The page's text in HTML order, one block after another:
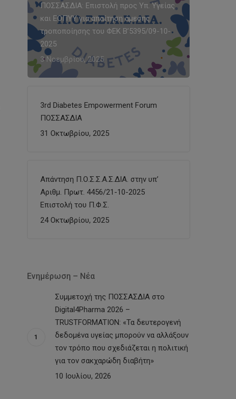
ΠΟΣΣΑΣΔΙΑ: Επιστολή προς Υπ. Υγείας
και ΕΟΠΥΥ για απαίτηση άμεσης
τροποποίησης του ΦΕΚ Β’5395/09-10-
2025
3 Νοεμβρίου, 2025
3rd Diabetes Empowerment Forum
ΠΟΣΣΑΣΔΙΑ
31 Οκτωβρίου, 2025
Απάντηση Π.Ο.Σ.Σ.Α.Σ.ΔΙΑ. στην υπ’
Αριθμ. Πρωτ. 4456/21-10-2025
Επιστολή του Π.Φ.Σ.
24 Οκτωβρίου, 2025
Ενημέρωση – Νέα
Συμμετοχή της ΠΟΣΣΑΣΔΙΑ στο
Digital4Pharma 2026 –
TRUSTFORMATION: «Τα δευτερογενή
δεδομένα υγείας μπορούν να αλλάξουν
τον τρόπο που σχεδιάζεται η πολιτική
για τον σακχαρώδη διαβήτη»
10 Ιουλίου, 2026